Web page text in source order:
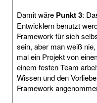
Damit wäre Punkt 3:
Entwicklern benutzt
Framework für sich
sein, aber man weiß
mal ein Projekt von
einem festen Team
Wissen und den
Framework